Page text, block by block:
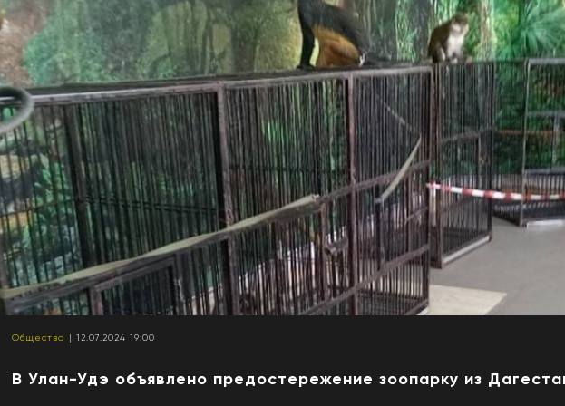
Общество | 12.07.2024 19:00
В Улан-Удэ объявлено предостережение зоопарку из